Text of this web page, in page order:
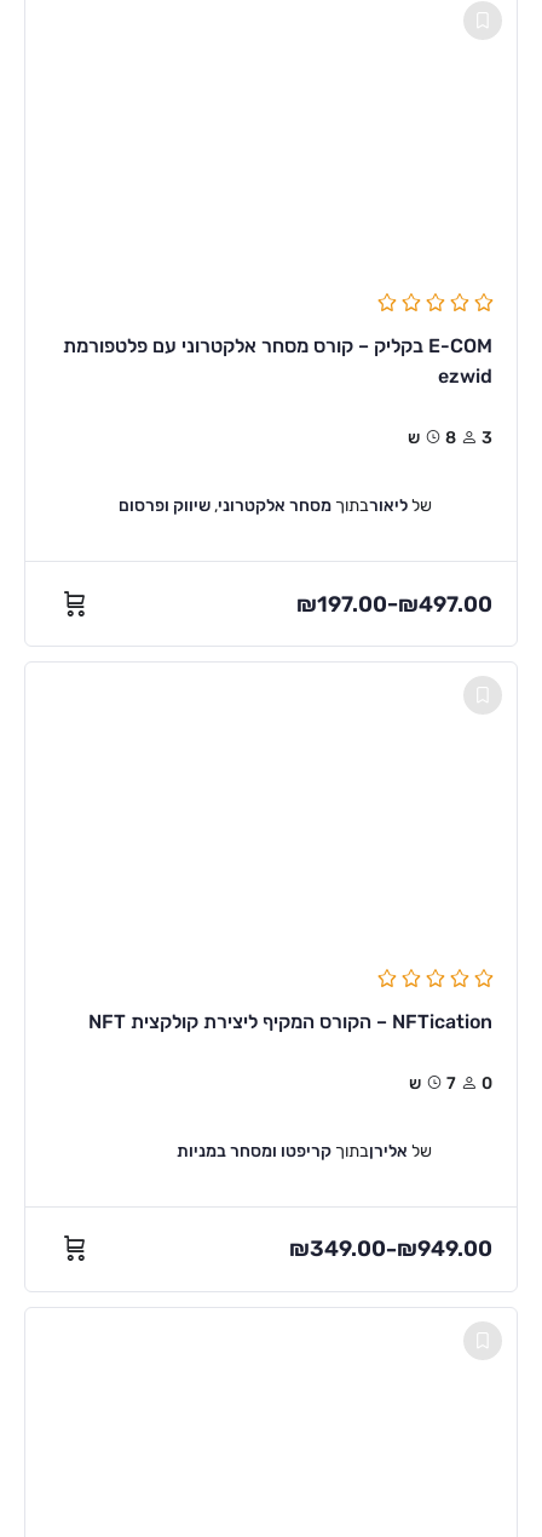
E-COM בקליק – קורס מסחר אלקטרוני עם פלטפורמת
ezwid
3 8ש
שלליאורבתוך מסחר אלקטרוני,שיווק ופרסום
₪197.00–₪497.00
NFTication – הקורס המקיף ליצירת קולקצית NFT
0 7ש
של אלירןבתוך קריפטו ומסחר במניות
₪349.00–₪949.00